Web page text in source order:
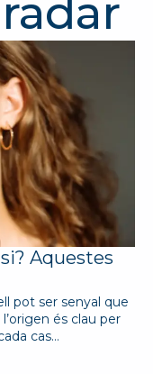
Aquestes
pot ser senyal que
és clau per
cas…